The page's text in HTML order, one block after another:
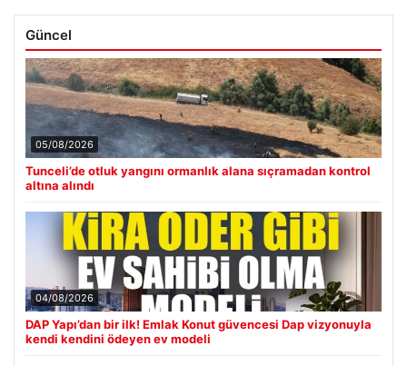
Güncel
05/08/2026
Tunceli’de otluk yangını ormanlık alana sıçramadan kontrol
altına alındı
04/08/2026
DAP Yapı’dan bir ilk! Emlak Konut güvencesi Dap vizyonuyla
kendi kendini ödeyen ev modeli